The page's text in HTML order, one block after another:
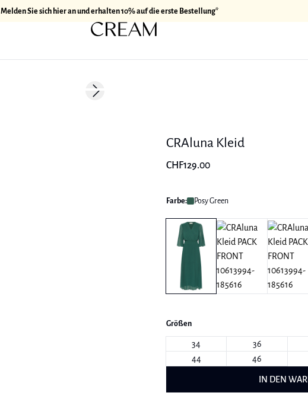
Melden Sie sich hier an und erhalten 10% auf die erste Bestellung*
Next slide
CRAluna Kleid
CHF129.00
Farbe: Posy Green
Größen
34 36
44
46
IN DEN